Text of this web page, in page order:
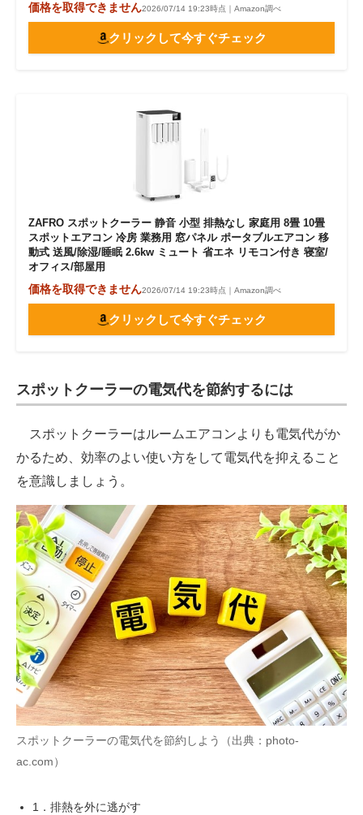
価格を取得できません2026/07/14 19:23時点｜Amazon調べ
クリックして今すぐチェック
ZAFRO スポットクーラー 静音 小型 排熱なし 家庭用 8畳 10畳
スポットエアコン 冷房 業務用 窓パネル ポータブルエアコン 移
動式 送風/除湿/睡眠 2.6kw ミュート 省エネ リモコン付き 寝室/
オフィス/部屋用
価格を取得できません2026/07/14 19:23時点｜Amazon調べ
クリックして今すぐチェック
スポットクーラーの電気代を節約するには
スポットクーラーはルームエアコンよりも電気代がか
かるため、効率のよい使い方をして電気代を抑えること
を意識しましょう。
スポットクーラーの電気代を節約しよう（出典：photo-
ac.com）
1．排熱を外に逃がす